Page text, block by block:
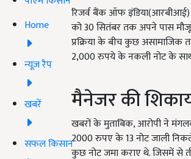
Home
न्यूज़ रैप
खबरें
सफल किसान
रिजर्व बैंक ऑफ
को 30 सितंबर तक अपने पास
प्रक्रिया के बीच कुछ असामाजिक
2,000 रुपये के नकली नोट के साथ
मैनेजर की
खबरों के मुताबिक, आरोपी ने
2000 रुपए के 13 नोट जाली
कुछ नोट जमा कराए थे. जिसमें से